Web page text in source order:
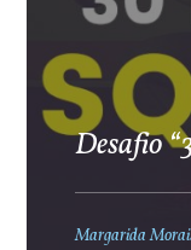
Desafio
Margarida